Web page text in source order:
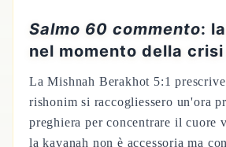
Salmo 60 commento:
nel momento della
La Mishnah Berakhot 5:1
rishonim si raccogliessero un'ora
preghiera per concentrare il
la kavanah non è accessoria ma